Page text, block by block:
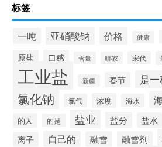
标签
一吨 亚硝酸钠 价格 健康
原盐 口感 含量 哪家 宋代
工业盐 新疆 春节 是一
氯化钠 氯气 浓度 海水
的人 的是 盐业 盐分 盐水
离子 自己的 融雪 融雪剂